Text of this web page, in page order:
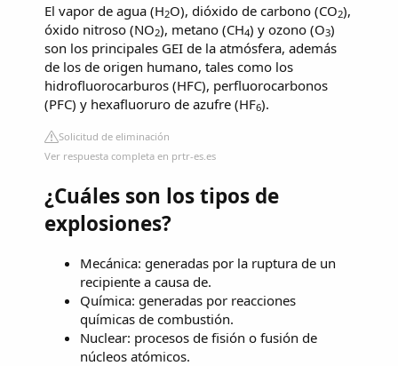
El vapor de agua (H2O), dióxido de carbono (CO2),
óxido nitroso (NO2), metano (CH4) y ozono (O3)
son los principales GEI de la atmósfera, además
de los de origen humano, tales como los
hidrofluorocarburos (HFC), perfluorocarbonos
(PFC) y hexafluoruro de azufre (HF6).
Solicitud de eliminación
Ver respuesta completa en prtr-es.es
¿Cuáles son los tipos de
explosiones?
Mecánica: generadas por la ruptura de un
recipiente a causa de.
Química: generadas por reacciones
químicas de combustión.
Nuclear: procesos de fisión o fusión de
núcleos atómicos.